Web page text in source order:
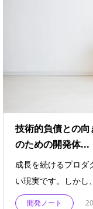
技術的負債との
のための開発体...
成長を続けるプロダ
い現実です。しかし
開発ノート